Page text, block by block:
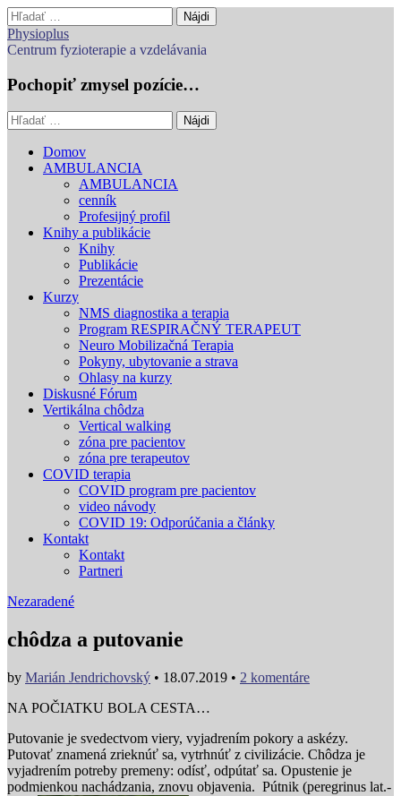
Hľadať:
Physioplus
Centrum fyzioterapie a vzdelávania
Pochopiť zmysel pozície…
Hľadať:
Main
menu
Skip
Domov
AMBULANCIA
AMBULANCIA
cenník
Profesijný profil
Knihy a publikácie
Knihy
Publikácie
Prezentácie
Kurzy
NMS diagnostika a terapia
Program RESPIRAČNÝ TERAPEUT
Neuro Mobilizačná Terapia
Pokyny, ubytovanie a strava
Ohlasy na kurzy
Diskusné Fórum
Vertikálna chôdza
Vertical walking
zóna pre pacientov
zóna pre terapeutov
COVID terapia
COVID program pre pacientov
video návody
COVID 19: Odporúčania a články
Kontakt
Kontakt
Partneri
Nezaradené
chôdza a putovanie
by Marián Jendrichovský • 18.07.2019 • 2 komentáre
NA POČIATKU BOLA CESTA…
Putovanie je svedectvom viery, vyjadrením pokory a askézy.
Putovať znamená zrieknúť sa, vytrhnúť z civilizácie. Chôdza je
vyjadrením potreby premeny: odísť, odpútať sa. Opustenie je
podmienkou nachádzania, znovu objavenia. Pútnik (peregrinus lat.-